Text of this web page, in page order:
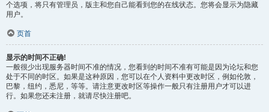
个选项，将只有管理员，版主和您自己能看到您的在线状态。您将会显示为隐藏
用户。
页首
显示的时间不正确!
一般很少出现服务器时间不准的情况，您看到的时间不准有可能是因为论坛和您
处于不同的时区。如果是这种原因，您可以在个人资料中更改时区，例如伦敦，
巴黎，纽约，悉尼，等等。请注意更改时区等操作一般只有注册用户才可以进
行。如果您还未注册，就请尽快注册吧。